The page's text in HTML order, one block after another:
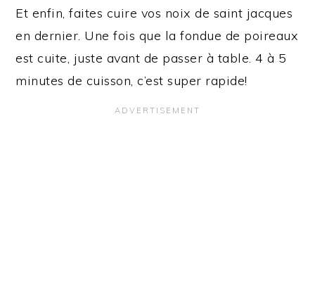
Et enfin, faites cuire vos noix de saint jacques
en dernier. Une fois que la fondue de poireaux
est cuite, juste avant de passer à table. 4 à 5
minutes de cuisson, c’est super rapide!